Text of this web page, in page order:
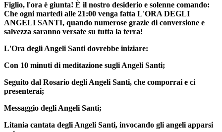
Figlio, l'ora è giunta! È il nostro desiderio e solenne comando:
Che ogni martedì alle 21:00 venga fatta L'ORA DEGLI
ANGELI SANTI, quando numerose grazie di conversione e
salvezza saranno versate su tutta la terra!
L'Ora degli Angeli Santidovrebbe iniziare:
Con 10 minuti di meditazione sugli Angeli Santi;
Seguito dal Rosario degli Angeli Santi, che comporrai e ci
presenterai;
Messaggio degli Angeli Santi;
Litania cantata degli Angeli Santi, invocando gli angeli apparsi